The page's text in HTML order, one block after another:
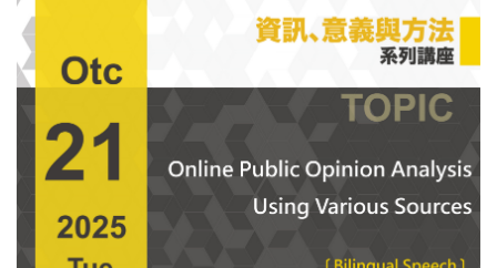
是臺灣另 一個隱形世界冠軍。台灣扣件有92%輸往美國，出口
值高達523億元。美國關 稅政策讓高雄扣件業者面臨前所未有的
挑戰。扣件也是南部地區的重要產業，上千家廠商，連動的是
無數人與家庭的生計。但是，這樣緊繫地區生存的傳產，卻也
業者，如何面對？應對得了嗎？這次的參訪，拜訪具有相當規
模的慶達科技。想瞭解產業動態的人，值得花這半天一起走一
趟。 另外，雖然公告是給中山大學在學生，想同行的中山畢業
系(校)友、非中山學的同學，可以直接填寫報名表 活動資訊 主
辦單位：國立中山大學 U學程 • 帶領教師：政經系辛翠玲 教
授；政治所劉正山 教授 •活動日期：2025年11月28日（五） •活